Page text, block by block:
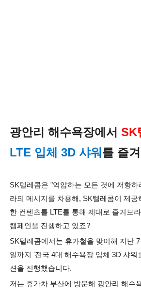
광안리 해수욕장에서 SK
LTE 입체 3D 샤워 를 즐
SK텔레콤은 "억압하는 모든 것에 저항
라의 메시지를 차용해, SK텔레콤이 제공
한 컨텐츠를 LTE를 통해 제대로 즐겨보
캠페인을 진행하고 있죠?
SK텔레콤에서는 휴가철을 맞이해 지난
일까지 '전국 4대 해수욕장 입체 3D 샤워
션을 진행했습니다.
저는 휴가차 부산에 방문해 광안리 해수